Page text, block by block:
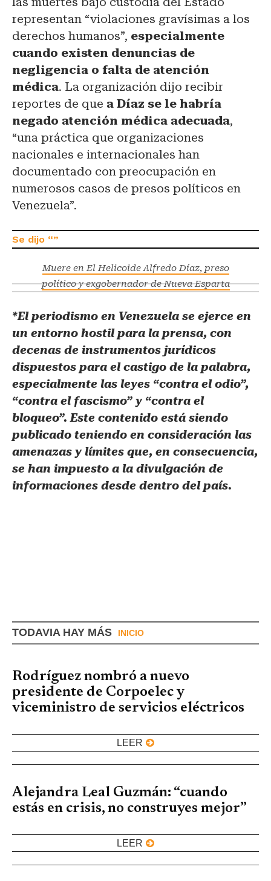
representan “violaciones gravísimas a los
derechos humanos”, especialmente
cuando existen denuncias de
negligencia o falta de atención
médica. La organización dijo recibir
reportes de que a Díaz se le habría
negado atención médica adecuada,
“una práctica que organizaciones
nacionales e internacionales han
documentado con preocupación en
numerosos casos de presos políticos en
Venezuela”.
Muere en El Helicoide Alfredo Díaz, preso
político y exgobernador de Nueva Esparta
*El periodismo en Venezuela se ejerce en
un entorno hostil para la prensa, con
decenas de instrumentos jurídicos
dispuestos para el castigo de la palabra,
especialmente las leyes “contra el odio”,
“contra el fascismo” y “contra el
bloqueo”. Este contenido está siendo
publicado teniendo en consideración las
amenazas y límites que, en consecuencia,
se han impuesto a la divulgación de
informaciones desde dentro del país.
TODAVIA HAY MÁS INICIO
Rodríguez nombró a nuevo
presidente de Corpoelec y
viceministro de servicios eléctricos
LEER
Alejandra Leal Guzmán: “cuando
estás en crisis, no construyes mejor”
LEER